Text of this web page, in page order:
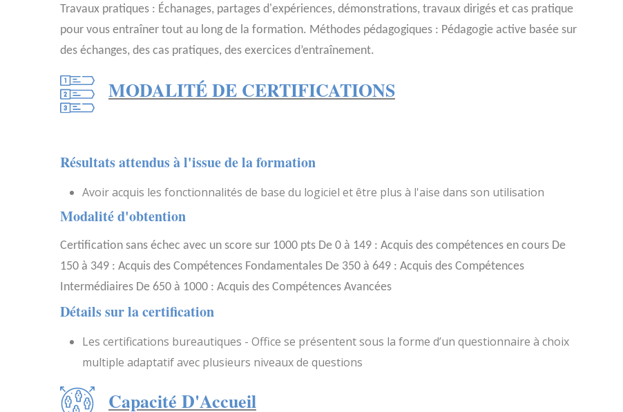
Travaux pratiques : Échanages, partages d'expériences, démonstrations, travaux dirigés et cas pratique
pour vous entraîner tout au long de la formation. Méthodes pédagogiques : Pédagogie active basée sur
des échanges, des cas pratiques, des exercices d’entraînement.
MODALITÉ DE CERTIFICATIONS
Résultats attendus à l'issue de la formation
Avoir acquis les fonctionnalités de base du logiciel et être plus à l'aise dans son utilisation
Modalité d'obtention
Certification sans échec avec un score sur 1000 pts De 0 à 149 : Acquis des compétences en cours De
150 à 349 : Acquis des Compétences Fondamentales De 350 à 649 : Acquis des Compétences
Intermédiaires De 650 à 1000 : Acquis des Compétences Avancées
Détails sur la certification
Les certifications bureautiques - Office se présentent sous la forme d’un questionnaire à choix
multiple adaptatif avec plusieurs niveaux de questions
Capacité D'Accueil